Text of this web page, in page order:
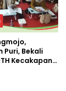
Puri, Bekali
Kecakapan